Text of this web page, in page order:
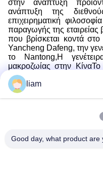
στην ανάπτυξη
ανάπτυξη της
επιχειρηματική
παραγωγής της εταιρείας
που βρίσκεται κοντά
Yancheng Dafeng, την
το Nantong,Η
μακροζωίας στην ΚίναΤο
έκταση περίπου 150.000
liam
Good day, what product are